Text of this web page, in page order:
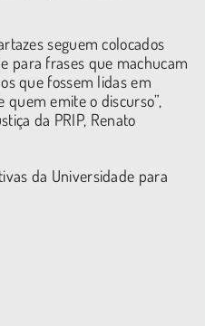
seguem colocados
para frases que machucam
que fossem lidas em
emite o discurso”,
da PRIP, Renato
da Universidade para